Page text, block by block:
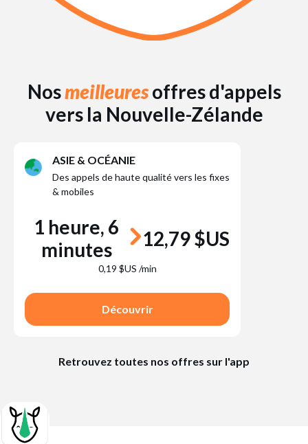
Nosmeilleuresoffres d'appels
vers la Nouvelle-Zélande
ASIE & OCÉANIE
Des appels de haute qualité vers les fixes
& mobiles
1 heure, 6
minutes
12,79 $US
0,19 $US /min
Découvrir
Retrouvez toutes nos offres sur l'app